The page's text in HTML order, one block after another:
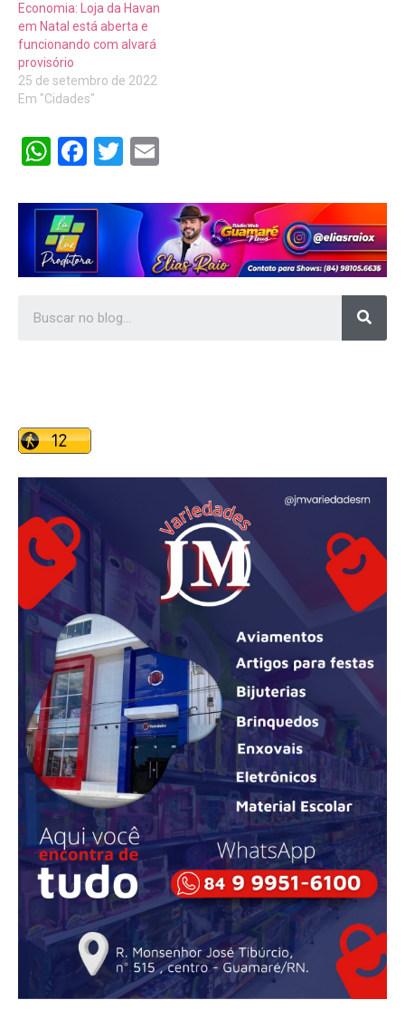
Economia: Loja da Havan
em Natal está aberta e
funcionando com alvará
provisório
25 de setembro de 2022
Em "Cidades"
WhatsApp
Facebook
Twitter